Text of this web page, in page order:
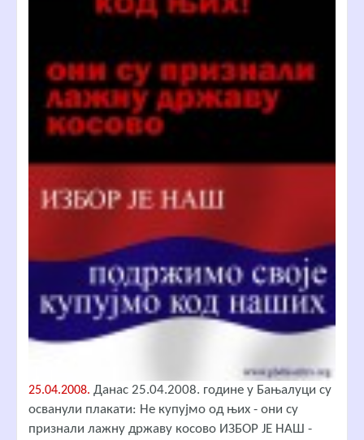
25.04.2008. Данас 25.04.2008. године у Бањалуци су
осванули плакати: Не купујмо од њих - они су
признали лажну државу косово ИЗБОР ЈЕ НАШ -